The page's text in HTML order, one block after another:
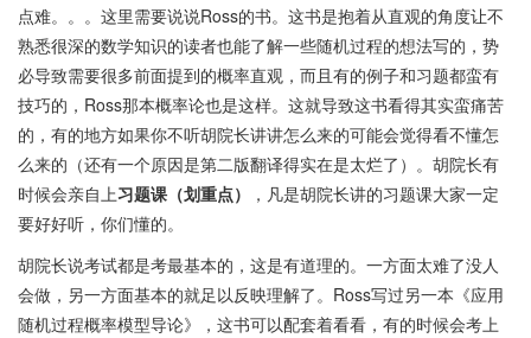
点难。。。这里需要说说Ross的书。这书是抱着从直观的角度让不
熟悉很深的数学知识的读者也能了解一些随机过程的想法写的，势
必导致需要很多前面提到的概率直观，而且有的例子和习题都蛮有
技巧的，Ross那本概率论也是这样。这就导致这书看得其实蛮痛苦
的，有的地方如果你不听胡院长讲讲怎么来的可能会觉得看不懂怎
么来的（还有一个原因是第二版翻译得实在是太烂了）。胡院长有
时候会亲自上习题课（划重点）
，凡是胡院长讲的习题课大家一定
要好好听，你们懂的。
胡院长说考试都是考最基本的，这是有道理的。一方面太难了没人
会做，另一方面基本的就足以反映理解了。Ross写过另一本《应用
随机过程概率模型导论》，这书可以配套着看看，有的时候会考上